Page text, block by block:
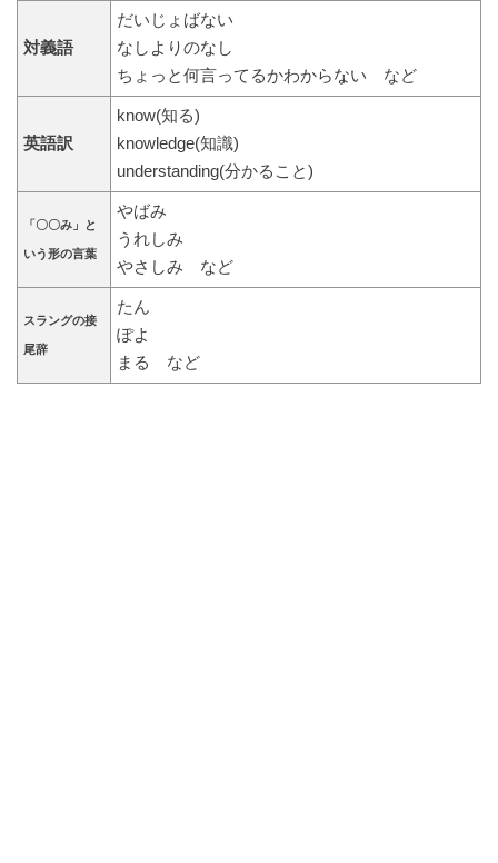
対義語
だいじょばない
なしよりのなし
ちょっと何言ってるかわからない など
英語訳
know(知る)
knowledge(知識)
understanding(分かること)
「〇〇み」と
いう形の言葉
やばみ
うれしみ
やさしみ など
スラングの接
尾辞
たん
ぽよ
まる など